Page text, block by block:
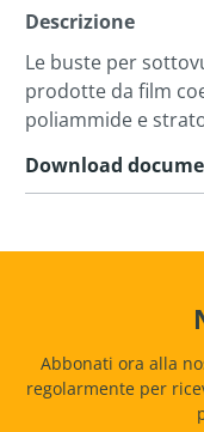
Descrizione
Le buste per
prodotte da film
poliammide e
Download
Abbonati ora alla
regolarmente per